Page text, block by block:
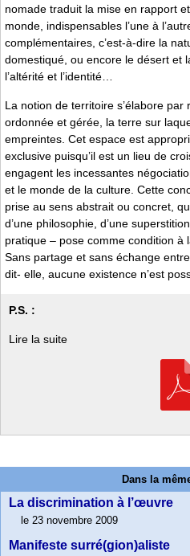
nomade traduit la mise en rapport
monde, indispensables l’une à
complémentaires, c’est-à-dire la
domestiqué, ou encore le désert et
l’altérité et l’identité…
La notion de territoire s’élabore par
ordonnée et gérée, la terre sur
empreintes. Cet espace est
exclusive puisqu’il est un lieu de
engagent les incessantes
et le monde de la culture. Cette
prise au sens abstrait ou concret,
d’une philosophie, d’une
pratique – pose comme condition à
Sans partage et sans échange
dit- elle, aucune existence n’est
P.S. :
Lire la suite
Dans la
La discrimination à l’œuvre
le 23 novembre 2009
Manifeste surré(gion)aliste